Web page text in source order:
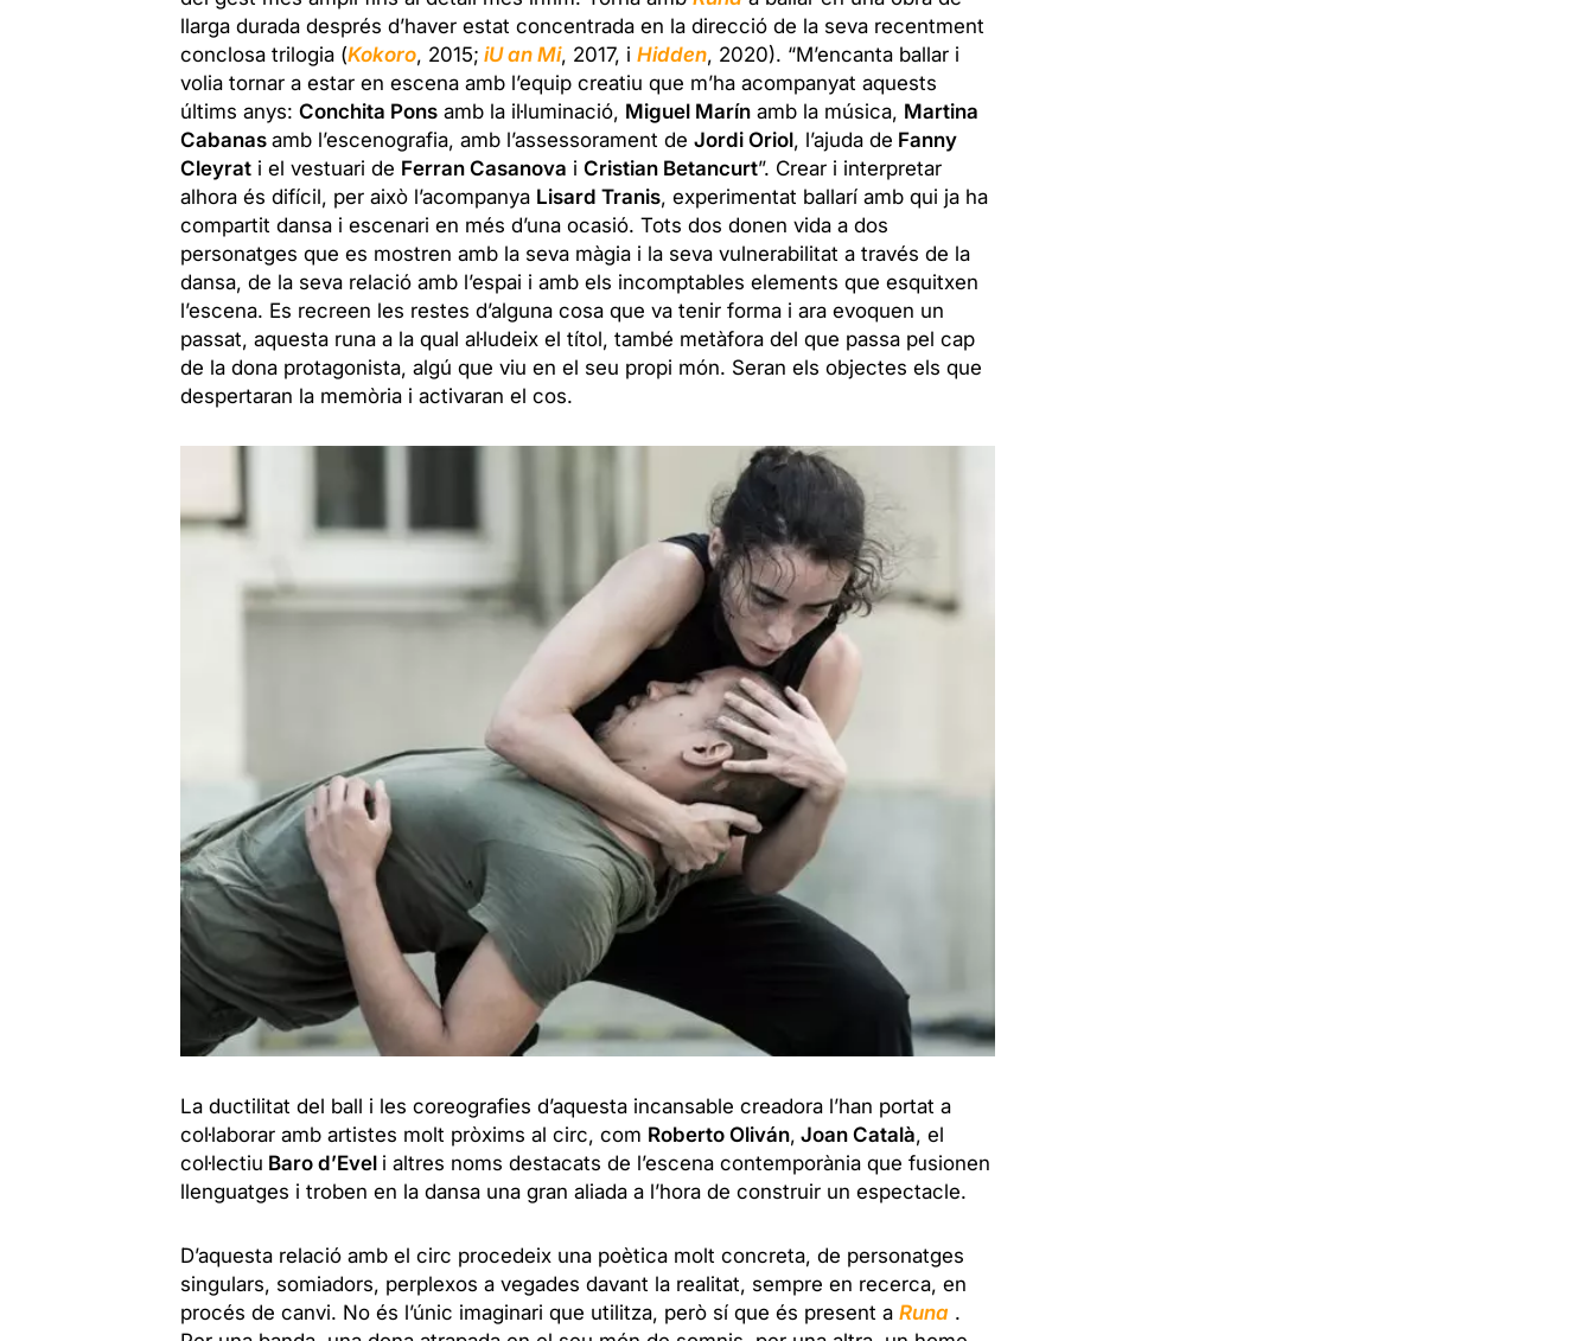
llarga durada després d’haver estat concentrada en la direcció de la seva recentment
conclosa trilogia (Kokoro, 2015; iU an Mi, 2017, i Hidden, 2020). “M’encanta ballar i
volia tornar a estar en escena amb l’equip creatiu que m’ha acompanyat aquests
últims anys: Conchita Ponsamb la il·luminació, Miguel Marínamb la música, Martina
Cabanas amb l’escenografia, amb l’assessorament de Jordi Oriol, l’ajuda de Fanny
Cleyrati el vestuari de Ferran Casanova i Cristian Betancurt”. Crear i interpretar
alhora és difícil, per això l’acompanya Lisard Tranis, experimentat ballarí amb qui ja ha
compartit dansa i escenari en més d’una ocasió. Tots dos donen vida a dos
personatges que es mostren amb la seva màgia i la seva vulnerabilitat a través de la
dansa, de la seva relació amb l’espai i amb els incomptables elements que esquitxen
l’escena. Es recreen les restes d’alguna cosa que va tenir forma i ara evoquen un
passat, aquesta runa a la qual al·ludeix el títol, també metàfora del que passa pel cap
de la dona protagonista, algú que viu en el seu propi món. Seran els objectes els que
despertaran la memòria i activaran el cos.
La ductilitat del ball i les coreografies d’aquesta incansable creadora l’han portat a
col·laborar amb artistes molt pròxims al circ, com Roberto Oliván, Joan Català, el
col·lectiu Baro d’Evel i altres noms destacats de l’escena contemporània que fusionen
llenguatges i troben en la dansa una gran aliada a l’hora de construir un espectacle.
D’aquesta relació amb el circ procedeix una poètica molt concreta, de personatges
singulars, somiadors, perplexos a vegades davant la realitat, sempre en recerca, en
procés de canvi. No és l’únic imaginari que utilitza, però sí que és present a Runa .